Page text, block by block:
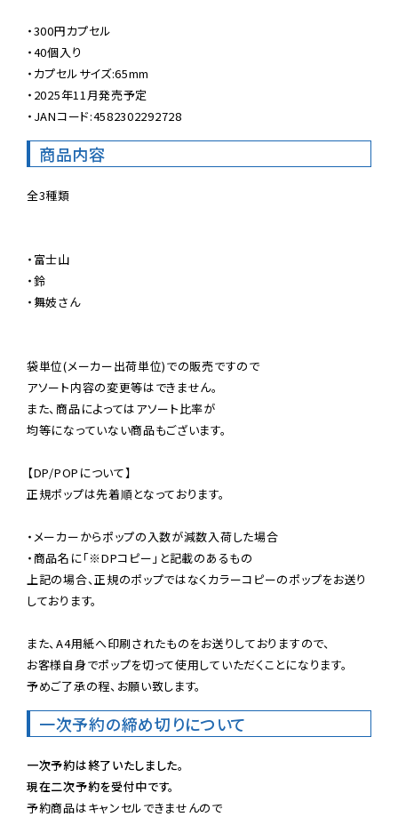
・300円カプセル
・40個入り
・カプセルサイズ:65mm
・2025年11月発売予定
・JANコード:4582302292728
商品内容
全3種類
・富士山
・鈴
・舞妓さん
袋単位(メーカー出荷単位)での販売ですので
アソート内容の変更等はできません。
また、商品によってはアソート比率が
均等になっていない商品もございます。
【DP/POPについて】
正規ポップは先着順となっております。
・メーカーからポップの入数が減数入荷した場合
・商品名に「※DPコピー」と記載のあるもの
上記の場合、正規のポップではなくカラーコピーのポップをお送り
しております。
また、A4用紙へ印刷されたものをお送りしておりますので、
お客様自身でポップを切って使用していただくことになります。
予めご了承の程、お願い致します。
一次予約の締め切りについて
一次予約は終了いたしました。
現在二次予約を受付中です。
予約商品はキャンセルできませんので